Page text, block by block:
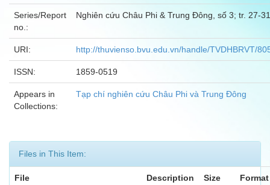
Series/Report
no.:
Nghiên cứu Châu Phi & Trung Đông, số 3; tr. 27-31
URI: http://thuvienso.bvu.edu.vn/handle/TVDHBRVT/
ISSN: 1859-0519
Appears in
Collections:
Tạp chí nghiên cứu Châu Phi và Trung Đông
Files in This Item:
File Description Size Format